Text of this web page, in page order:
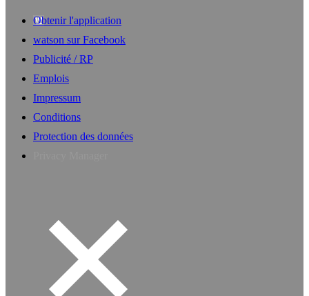
Obtenir l'application
watson sur Facebook
Publicité / RP
Emplois
Impressum
Conditions
Protection des données